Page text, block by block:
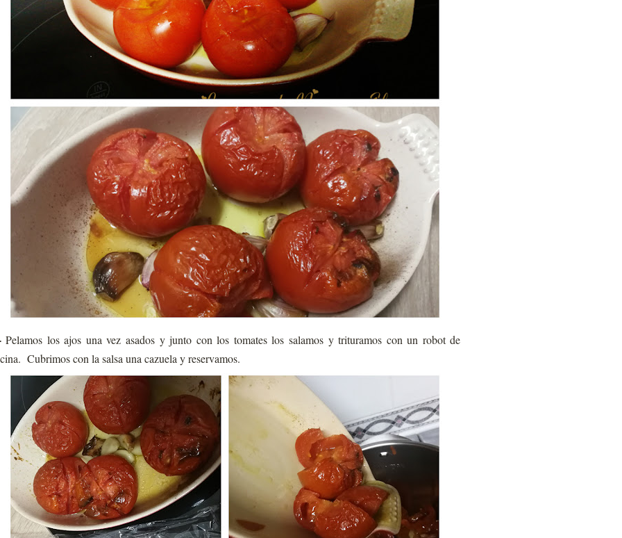
Pelamos los ajos una vez asados y junto con los tomates los salamos y trituramos con un robot de
Cubrimos con la salsa una cazuela y reservamos.